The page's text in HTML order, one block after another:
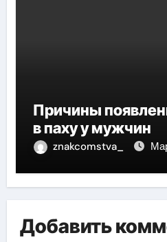
Причины
в паху у мужчин
znakcomstva_
Добавить